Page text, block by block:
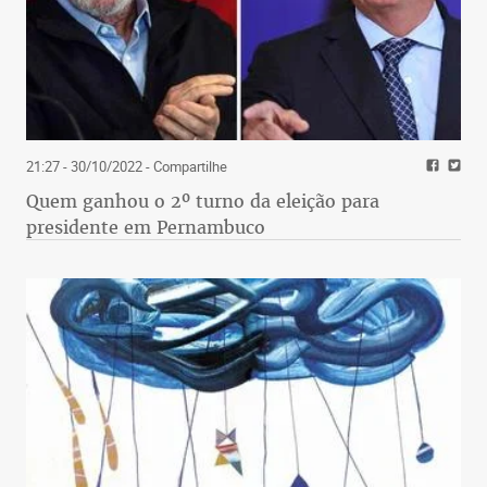
21:27 - 30/10/2022- Compartilhe
Quem ganhou o 2º turno da eleição para
presidente em Pernambuco